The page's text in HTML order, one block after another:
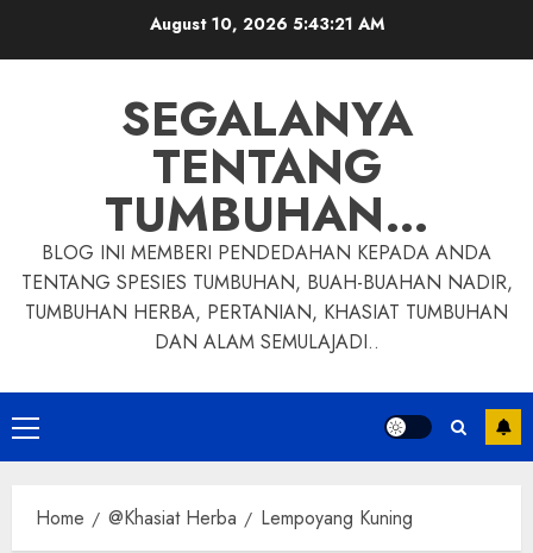
August 10, 2026 5:43:22 AM
SEGALANYA
TENTANG
TUMBUHAN…
BLOG INI MEMBERI PENDEDAHAN KEPADA ANDA
TENTANG SPESIES TUMBUHAN, BUAH-BUAHAN NADIR,
TUMBUHAN HERBA, PERTANIAN, KHASIAT TUMBUHAN
DAN ALAM SEMULAJADI..
Primary
Menu
Home @Khasiat Herba Lempoyang Kuning